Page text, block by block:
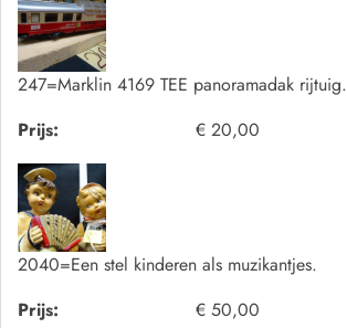
247=Marklin 4169 TEE panoramadak rijtuig.
Prijs:
€ 20,00
2040=Een stel kinderen als muzikantjes.
Prijs:
€ 50,00